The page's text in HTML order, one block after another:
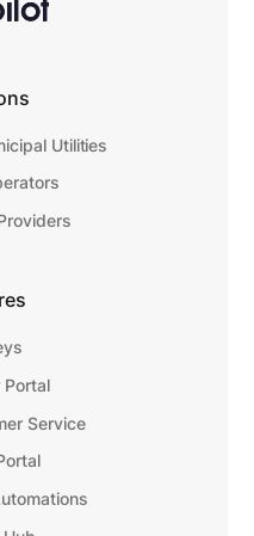
Utilities
Portal
Service